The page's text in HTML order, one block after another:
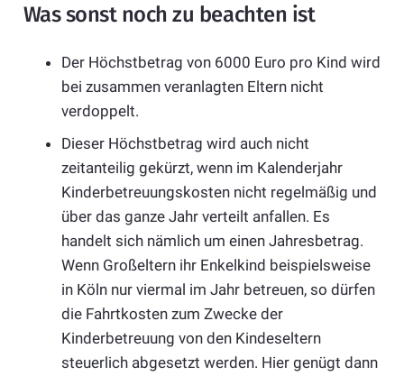
Was sonst noch zu beachten ist
Der Höchstbetrag von 6000 Euro pro Kind wird
bei zusammen veranlagten Eltern nicht
verdoppelt.
Dieser Höchstbetrag wird auch nicht
zeitanteilig gekürzt, wenn im Kalenderjahr
Kinderbetreuungskosten nicht regelmäßig und
über das ganze Jahr verteilt anfallen. Es
handelt sich nämlich um einen Jahresbetrag.
Wenn Großeltern ihr Enkelkind beispielsweise
in Köln nur viermal im Jahr betreuen, so dürfen
die Fahrtkosten zum Zwecke der
Kinderbetreuung von den Kindeseltern
steuerlich abgesetzt werden. Hier genügt dann